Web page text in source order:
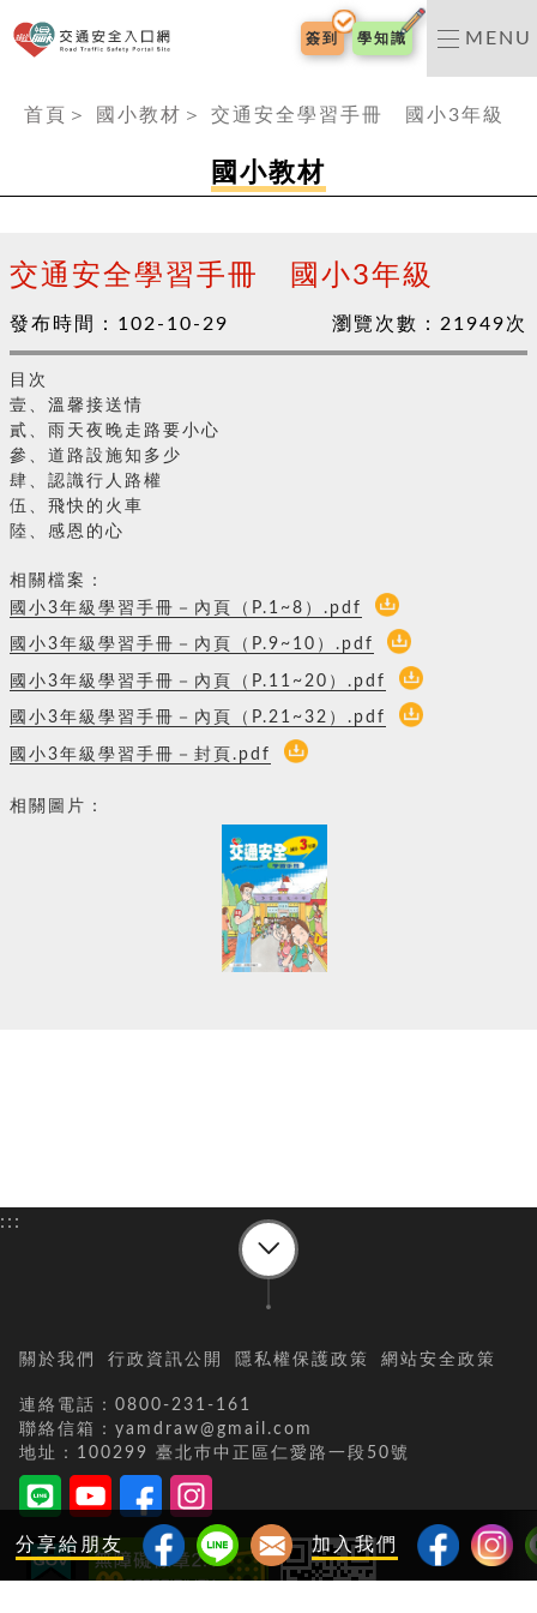
交通安全入口網
簽到 學知識 MENU
首頁 ＞ 國小教材 ＞ 交通安全學習手冊 國小3年級
國小教材
交通安全學習手冊 國小3年級
發布時間： 102-10-29 瀏覽次數： 21949次
目次
壹、溫馨接送情
貳、雨天夜晚走路要小心
參、道路設施知多少
肆、認識行人路權
伍、飛快的火車
陸、感恩的心
相關檔案：
國小3年級學習手冊－內頁（P.1~8）.pdf
國小3年級學習手冊－內頁（P.9~10）.pdf
國小3年級學習手冊－內頁（P.11~20）.pdf
國小3年級學習手冊－內頁（P.21~32）.pdf
國小3年級學習手冊－封頁.pdf
相關圖片：
分享給朋友 加入我們
:::
關於我們 行政資訊公開 隱私權保護政策 網站安全政策
連絡電話：0800-231-161
聯絡信箱：yamdraw@gmail.com
地址：100299 臺北巿中正區仁愛路一段50號